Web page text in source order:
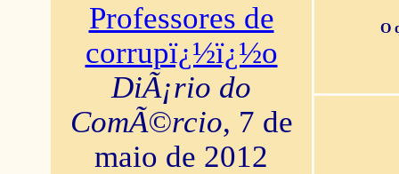
Professores de
corrupï¿½ï¿½o
DiÃ¡rio do
ComÃ©rcio, 7 de
maio de 2012
O